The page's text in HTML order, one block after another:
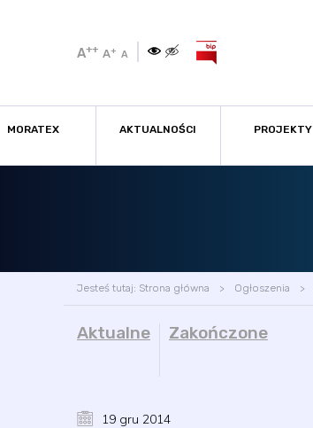
A++ A+ A
MORATEX AKTUALNOŚCI PROJEKTY
Jesteś tutaj: Strona główna Ogłoszenia
Aktualne Zakończone
19 gru 2014